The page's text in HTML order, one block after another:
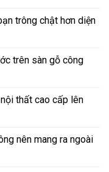
trông chật hơn diện
trên sàn gỗ công
thất cao cấp lên
nên mang ra ngoài